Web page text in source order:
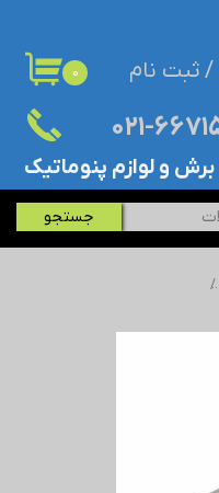
جستجو
۰
و لوازم پنوماتیک
/ ثبت نام